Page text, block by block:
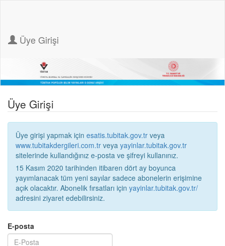
Üye Girişi
Üye Girişi
Üye girişi yapmak için esatis.tubitak.gov.tr veya
www.tubitakdergileri.com.tr veya yayinlar.tubitak.gov.tr
sitelerinde kullandığınız e-posta ve şifreyi kullanınız.
15 Kasım 2020 tarihinden itibaren dört ay boyunca
yayımlanacak tüm yeni sayılar sadece abonelerin erişimine
açık olacaktır. Abonelik fırsatları için yayinlar.tubitak.gov.tr/
adresini ziyaret edebilirsiniz.
E-posta